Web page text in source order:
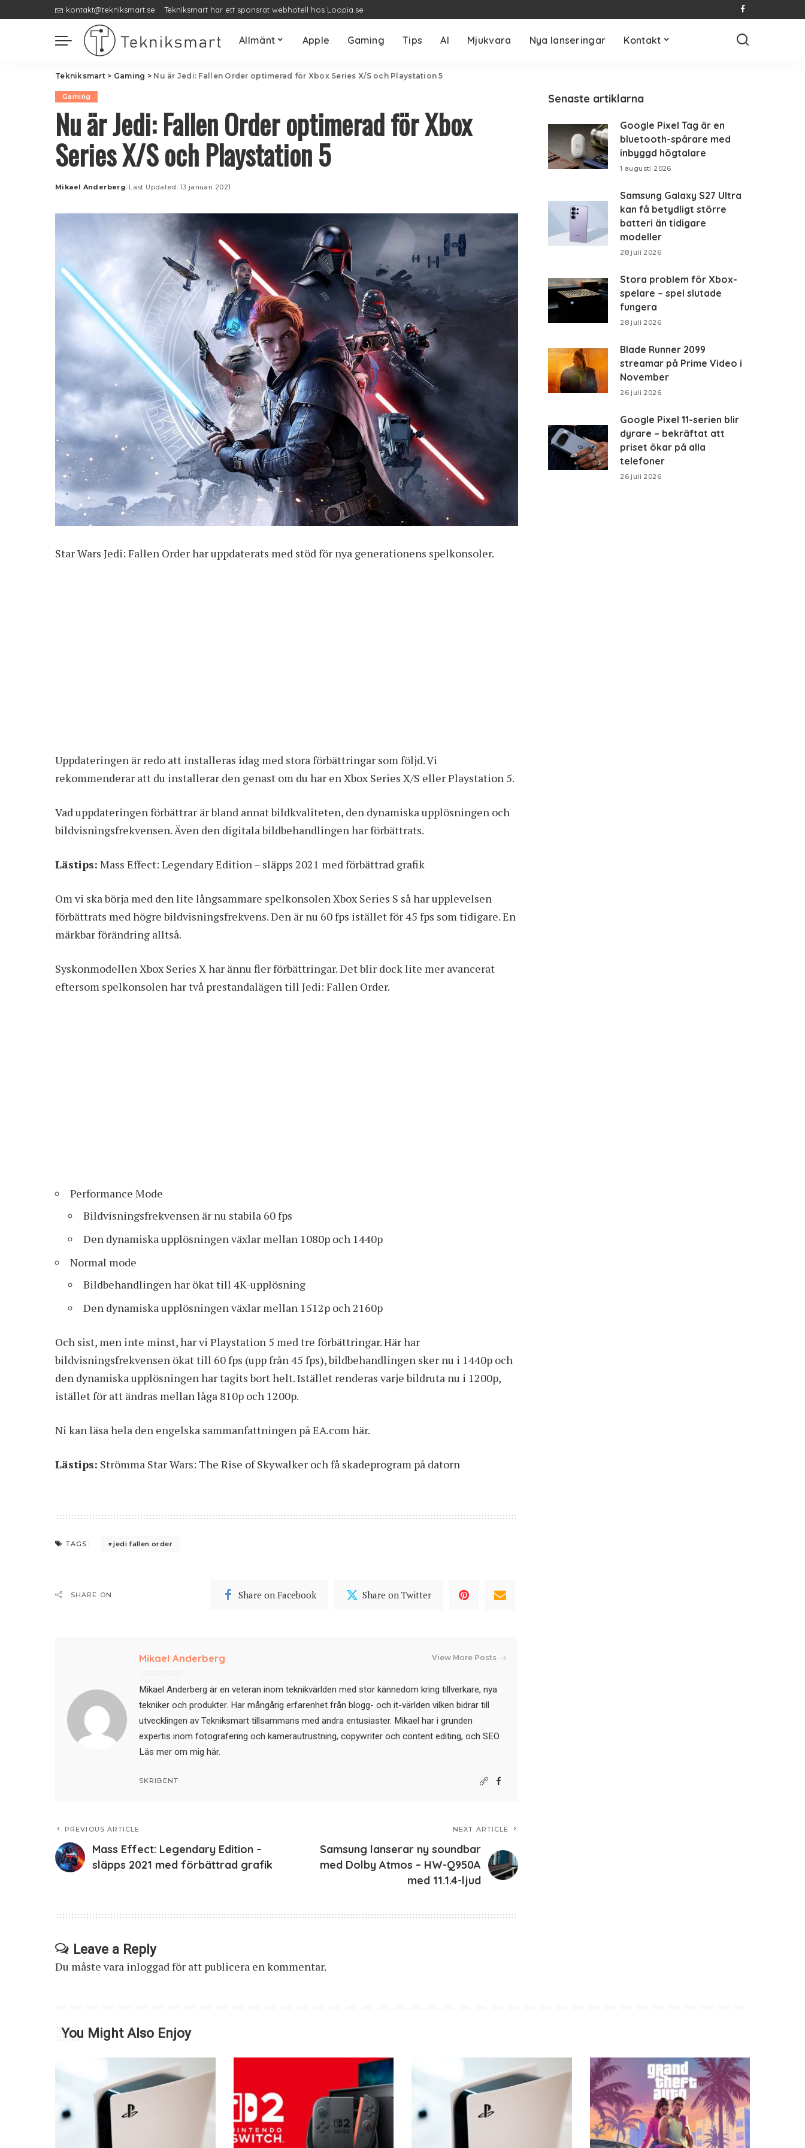
kontakt@tekniksmart.se Tekniksmart har ett sponsrat webhotell hos Loopia.se
Allmänt Apple Gaming Tips AI Mjukvara Nya lanseringar Kontakt
Tekniksmart> Gaming > Nu är Jedi: Fallen Order optimerad för Xbox Series X/S och Playstation 5
Gaming
Nu är Jedi: Fallen Order optimerad för Xbox
Series X/S och Playstation 5
Posted
Mikael Anderberg Last Updated: 13 januari 2021
Star Wars Jedi: Fallen Order har uppdaterats med stöd för nya generationens spelkonsoler.
Uppdateringen är redo att installeras idag med stora förbättringar som följd. Vi
rekommenderar att du installerar den genast om du har en Xbox Series X/S eller Playstation 5.
Vad uppdateringen förbättrar är bland annat bildkvaliteten, den dynamiska upplösningen och
bildvisningsfrekvensen. Även den digitala bildbehandlingen har förbättrats.
Lästips: Mass Effect: Legendary Edition – släpps 2021 med förbättrad grafik
Om vi ska börja med den lite långsammare spelkonsolen Xbox Series S så har upplevelsen
förbättrats med högre bildvisningsfrekvens. Den är nu 60 fps istället för 45 fps som tidigare. En
märkbar förändring alltså.
Syskonmodellen Xbox Series X har ännu fler förbättringar. Det blir dock lite mer avancerat
eftersom spelkonsolen har två prestandalägen till Jedi: Fallen Order.
Performance Mode
Bildvisningsfrekvensen är nu stabila 60 fps
Den dynamiska upplösningen växlar mellan 1080p och 1440p
Normal mode
Bildbehandlingen har ökat till 4K-upplösning
Den dynamiska upplösningen växlar mellan 1512p och 2160p
Och sist, men inte minst, har vi Playstation 5 med tre förbättringar. Här har
bildvisningsfrekvensen ökat till 60 fps (upp från 45 fps), bildbehandlingen sker nu i 1440p och
den dynamiska upplösningen har tagits bort helt. Istället renderas varje bildruta nu i 1200p,
istället för att ändras mellan låga 810p och 1200p.
Ni kan läsa hela den engelska sammanfattningen på EA.comhär.
Lästips: Strömma Star Wars: The Rise of Skywalker och få skadeprogram på datorn
TAGS: jedi fallen order
SHARE ON Share on Facebook Share on Twitter
Mikael Anderberg View More Posts
Mikael Anderberg är en veteran inom teknikvärlden med stor kännedom kring tillverkare, nya
tekniker och produkter. Har mångårig erfarenhet från blogg- och it-världen vilken bidrar till
utvecklingen av Tekniksmart tillsammans med andra entusiaster. Mikael har i grunden
expertis inom fotografering och kamerautrustning, copywriter och content editing, och SEO.
Läs mer om mig här.
SKRIBENT
PREVIOUS ARTICLE
Mass Effect: Legendary Edition –
släpps 2021 med förbättrad grafik
NEXT ARTICLE
Samsung lanserar ny soundbar
med Dolby Atmos – HW-Q950A
med 11.1.4-ljud
Leave a Reply
Du måste vara inloggadför att publicera en kommentar.
Senaste artiklarna
Google Pixel Tag är en
bluetooth-spårare med
inbyggd högtalare
1 augusti 2026
Samsung Galaxy S27 Ultra
kan få betydligt större
batteri än tidigare
modeller
28 juli 2026
Stora problem för Xbox-
spelare – spel slutade
fungera
28 juli 2026
Blade Runner 2099
streamar på Prime Video i
November
26 juli 2026
Google Pixel 11-serien blir
dyrare – bekräftat att
priset ökar på alla
telefoner
26 juli 2026
You Might Also Enjoy